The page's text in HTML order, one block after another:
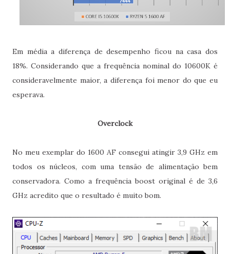
Em média a diferença de desempenho ficou na casa dos
18%. Considerando que a frequência nominal do 10600K é
consideravelmente maior, a diferença foi menor do que eu
esperava.
Overclock
No meu exemplar do 1600 AF consegui atingir 3,9 GHz em
todos os núcleos, com uma tensão de alimentação bem
conservadora. Como a frequência boost original é de 3,6
GHz acredito que o resultado é muito bom.